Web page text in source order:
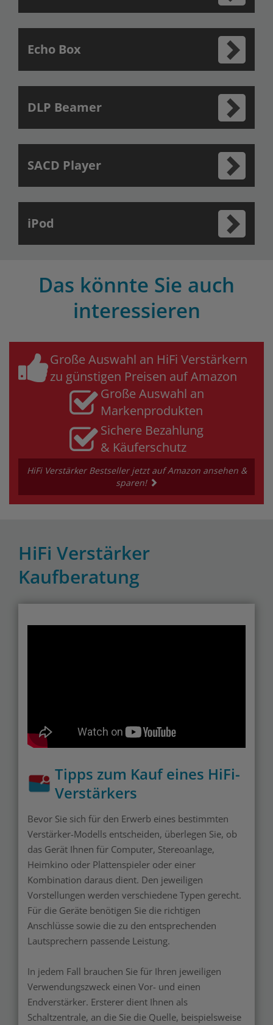
Echo Box
DLP Beamer
SACD Player
iPod
Das könnte Sie auch
interessieren
Große Auswahl an HiFi Verstärkern
zu günstigen Preisen auf Amazon
Große Auswahl an
Markenprodukten
Sichere Bezahlung
& Käuferschutz
HiFi Verstärker Bestseller jetzt auf Amazon ansehen &
sparen!
HiFi Verstärker
Kaufberatung
Tipps zum Kauf eines HiFi-
Verstärkers
Bevor Sie sich für den Erwerb eines bestimmten
Verstärker-Modells entscheiden, überlegen Sie, ob
das Gerät Ihnen für Computer, Stereoanlage,
Heimkino oder Plattenspieler oder einer
Kombination daraus dient. Den jeweiligen
Vorstellungen werden verschiedene Typen gerecht.
Für die Geräte benötigen Sie die richtigen
Anschlüsse sowie die zu den entsprechenden
Lautsprechern passende Leistung.
In jedem Fall brauchen Sie für Ihren jeweiligen
Verwendungszweck einen Vor- und einen
Endverstärker. Ersterer dient Ihnen als
Schaltzentrale, an die Sie die Quelle, beispielsweise